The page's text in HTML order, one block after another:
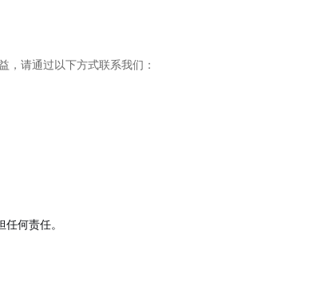
，请通过以下方式联系我们：
何责任。